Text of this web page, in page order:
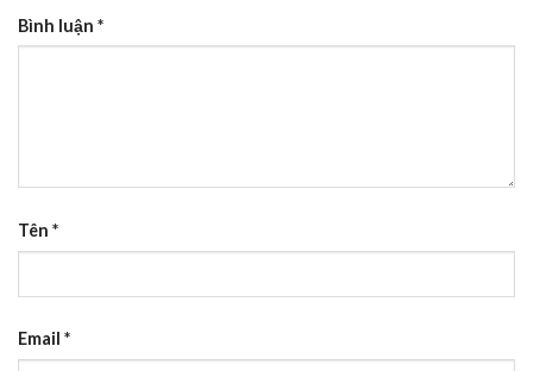
Bình luận *
Tên *
Email *